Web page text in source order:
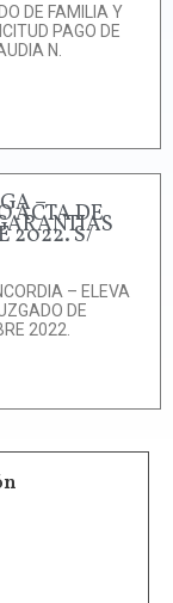
DE FAMILIA Y
PAGO DE
N.
–
ACTA DE
2022. S/
– ELEVA
DE
2022.